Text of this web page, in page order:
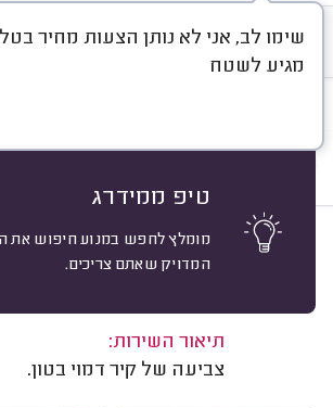
שימו לב, אני לא נותן הצעות מחיר
מגיע לשטח
טיפ ממידרג
מומלץ לחפש במנוע חיפוש את
המדויק שאתם צריכים.
חוות דעת מחירים
קמה פונקלשטיין, רחובות.
אשרור: 24/10/2022
תיאור השירות:
צביעה של קיר דמוי בטון.
10